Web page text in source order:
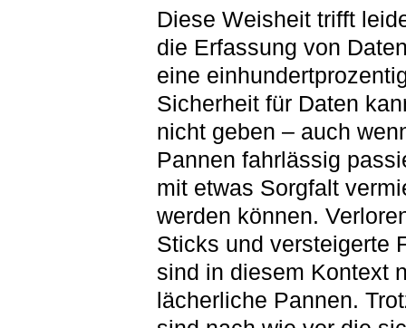
Diese Weisheit trifft
die Erfassung von
eine
Sicherheit für Daten
nicht geben – auch
Pannen fahrlässig
mit etwas Sorgfalt
werden können.
Sticks und versteigerte
sind in diesem Kontext
lächerliche Pannen.